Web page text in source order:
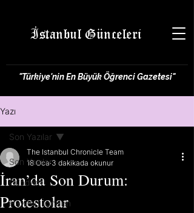
İstanbul Günceleri
"Türkiye'nin En Büyük Öğrenci Gazetesi"
Yazı
Son Yazılar
Gündem
Hayatın İçinden
Son Yazılar
İran’da Son Durum:
Protestolar
The Istanbul Chronicle Team
18 Oca 3 dakikada okunur